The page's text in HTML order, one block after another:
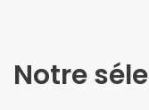
Notre